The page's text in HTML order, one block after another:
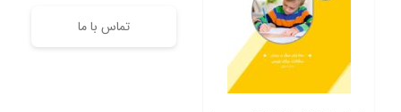
تماس با ما